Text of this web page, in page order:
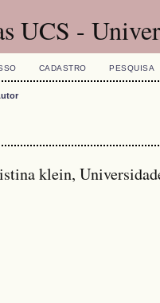
UCS -
CADASTRO PESQUISA
klein,